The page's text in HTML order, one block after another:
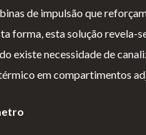
de impulsão que
forma, esta solução revela-
existe necessidade de
em compartimentos